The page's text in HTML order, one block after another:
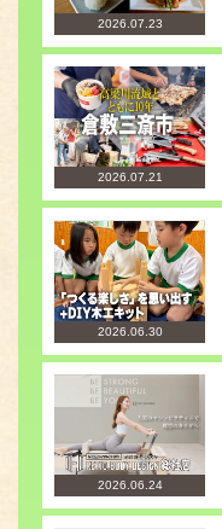
2026.07.23
2026.07.21
2026.06.30
2026.06.24